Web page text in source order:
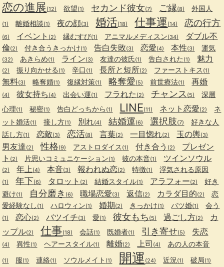
恋の進展(12) 欲望(1) セカンド彼女(7) ご縁(8) 外国人
(1) 離婚相談(1) 夜の顔(3) 婚活(18) 仕事運 (14) 恋の行方
(6) イベント (2) 縁むすび(1) アニマルメディスン(34)
ダブル不
倫(2) 付き合うきっかけ(1) 告白失敗(3) 恋愛(4) 本性(3) 運気
(32) あきらめ(1) ライン(3) 友達の彼氏(1) 告白された (1) 魅力
(2) 振り向かせる (1) 辛口 (1) 長所と短所(2) ファーストキス (1)
無料(3) 略奪婚(1) 復縁対策(1) 略奪愛(5) 前世療法(1) 再婚
(4) 彼女持ち (4) 出会い運(1) フラれた (2) チャンス (5)
深層
心理(1) 秘密(1) 告白どっちから (1) LINE(11) ネット恋愛(2)
ネ
ット婚活(1) 接し方(1) 別れ(4) 結婚運(6) 選択肢(7)
好きな人
話し方(1) 恋敵(3) 恋活(8) 言葉(2) 一目惚れ(2) 玉の輿(3)
男友達(2) 性格(9) アストロダイス (1) 付き合う (2)
プレゼン
ト (2) 片思いコミュニケーション(1) 彼の本音(1) ツインソウル
(2) 年上(4) 本音(3) 報われぬ恋(2) 特徴(1) 浮気される原因
(1) 年下(6) タロット (2) 結婚スタイル(1) アラフォー(2)
好き
避け(1) 自分磨き (6) 職場恋愛(3) 返信(2) カラダ目的(2)
恋
愛経験なし (1) ハロウィン(1) 婚期(2) きっかけ(1) バツ婚(1) 会う
(1) 恋心(2) バツイチ(3) 愛(1) 彼女もち (5) 過ごし方(2)
カ
ップル(2) 仕事(18) 会話(1) 既婚者(1) 引き寄せ(5) 失恋
(4) 異性(1) ヘアースタイル(1) 離婚(2) 上司 (4) あの人の本音
(1) 服(1) 連絡(1) ソウルメイト (1) 開運 (24) 近況 (1) 破局(1)